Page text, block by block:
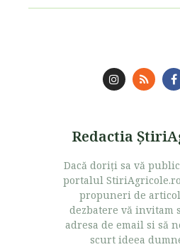
Redactia
Dacă doriţi sa vă
portalul
propuneri de
dezbatere vă invitam
adresa de email si să
scurt ideea